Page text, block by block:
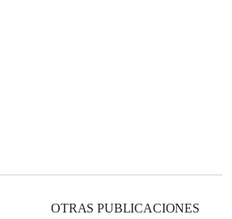
OTRAS PUBLICACIONES